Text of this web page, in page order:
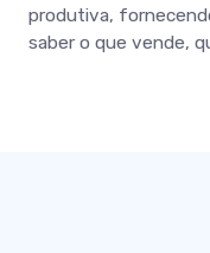
produtiva,
saber o que vende,